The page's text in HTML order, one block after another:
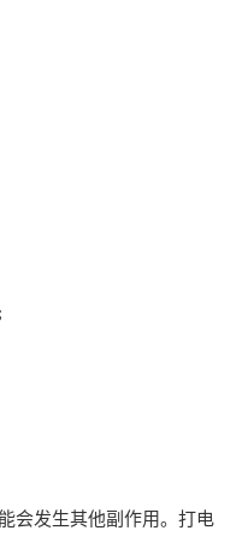
会发生其他副作用。打电